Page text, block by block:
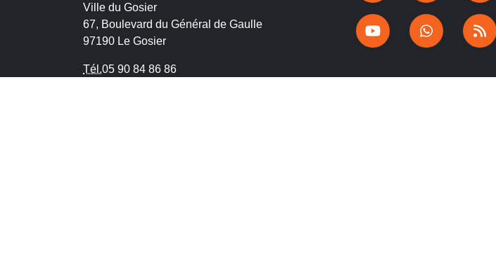
Ville du Gosier
67, Boulevard du Général de Gaulle
97190 Le Gosier
Tél.05 90 84 86 86